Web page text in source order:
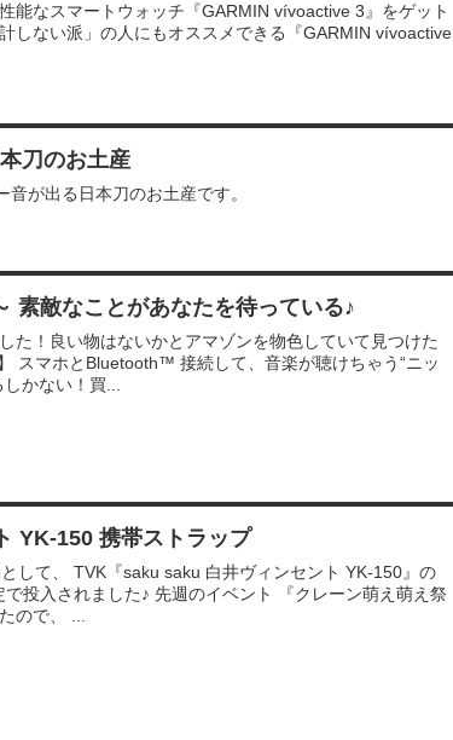
能なスマートウォッチ『GARMIN vívoactive 3』をゲット
しない派」の人にもオススメできる『GARMIN vívoactive
刀のお土産
が出る日本刀のお土産です。
敵なことがあなたを待っている♪
た！良い物はないかとアマゾンを物色していて見つけた
スマホとBluetooth™ 接続して、音楽が聴けちゃう“ニッ
かない！買...
YK-150 携帯ストラップ
して、 TVK『saku saku 白井ヴィンセント YK-150』の
投入されました♪ 先週のイベント 『クレーン萌え萌え祭
ので、 ...